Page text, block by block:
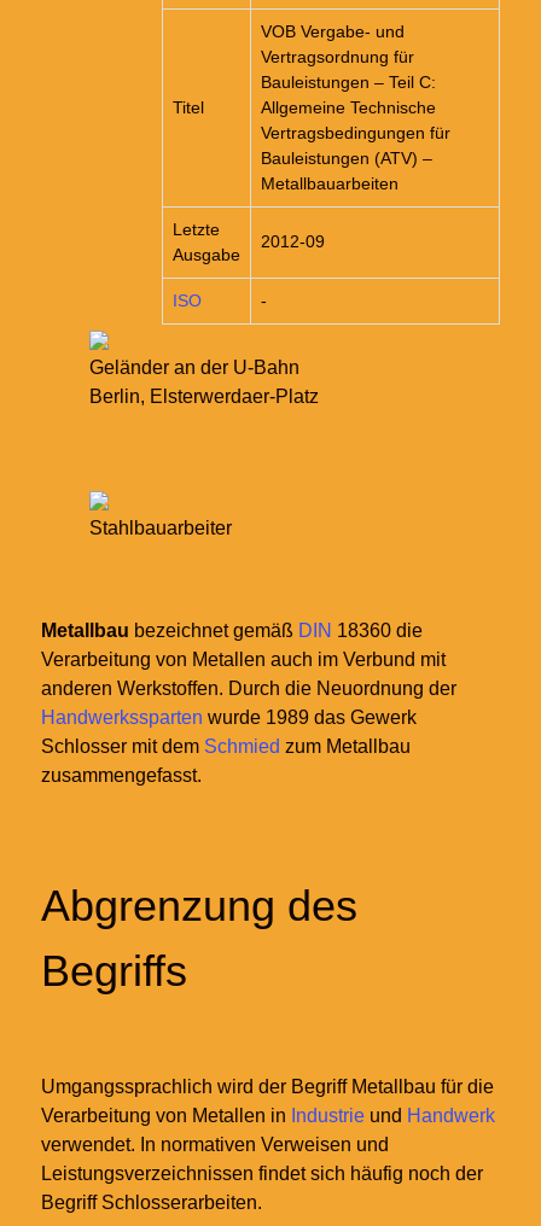
Titel
VOB Vergabe- und
Vertragsordnung für
Bauleistungen – Teil C:
Allgemeine Technische
Vertragsbedingungen für
Bauleistungen (ATV) –
Metallbauarbeiten
Letzte
Ausgabe
2012-09
ISO -
Geländer an der U-Bahn
Berlin, Elsterwerdaer-Platz
Stahlbauarbeiter
Metallbau bezeichnet gemäß DIN 18360 die
Verarbeitung von Metallen auch im Verbund mit
anderen Werkstoffen. Durch die Neuordnung der
Handwerkssparten wurde 1989 das Gewerk
Schlosser mit dem Schmied zum Metallbau
zusammengefasst.
Abgrenzung des
Begriffs
Umgangssprachlich wird der Begriff Metallbau für die
Verarbeitung von Metallen in Industrie und Handwerk
verwendet. In normativen Verweisen und
Leistungsverzeichnissen findet sich häufig noch der
Begriff Schlosserarbeiten.